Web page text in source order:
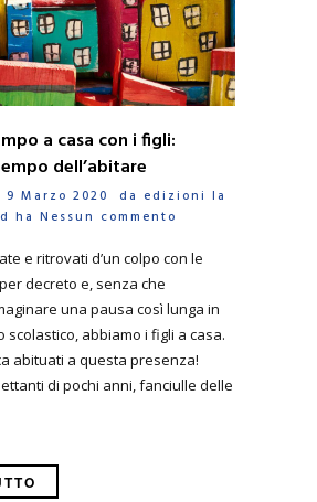
a casa con i figli:
dell’abitare
Marzo 2020 da edizioni la
ha Nessun commento
e ritrovati d’un colpo con le
decreto e, senza che
una pausa così lunga in
scolastico, abbiamo i figli a casa.
abituati a questa presenza!
di pochi anni, fanciulle delle